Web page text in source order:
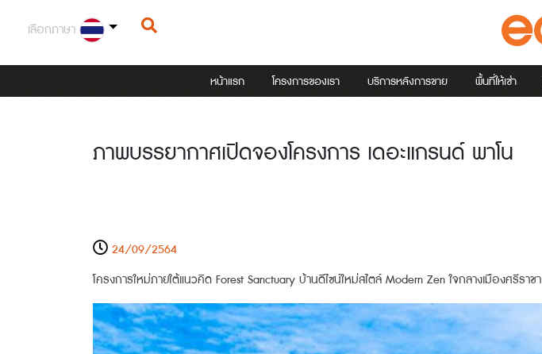
เลือกภาษา
หน้าแรก โครงการของเรา บริการหลังการขาย พื้นที่ให้เช่า
ภาพบรรยากาศเปิดจองโครงการ เดอะแกรนด์ พาโน
24/09/2564
โครงการใหม่ภายใต้แนวคิด Forest Sanctuary บ้านดีไซน์ใหม่สไตล์ Modern Zen ใจกลางเมืองศรีราชา